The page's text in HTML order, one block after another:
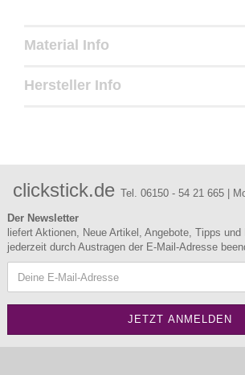
Material Info
Hersteller Info
clickstick.de Tel. 06150 - 54 21 665 |
Der Newsletter
liefert Aktionen, Neue Artikel, Angebote, Tipps
jederzeit durch Austragen der E-Mail-Adresse